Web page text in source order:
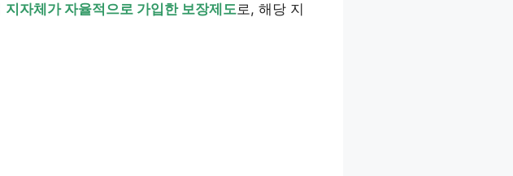
지자체가 자율적으로 가입한 보장제도로, 해당 지